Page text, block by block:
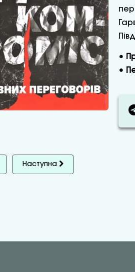
•
•
Наступна